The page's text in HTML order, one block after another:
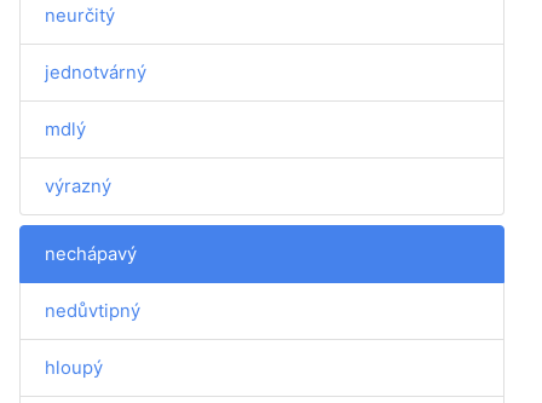
neurčitý
jednotvárný
mdlý
výrazný
nechápavý
nedůvtipný
hloupý